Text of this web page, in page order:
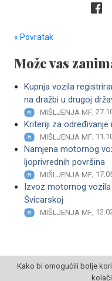
« Povratak
Može vas
Kupnja vozila
na dražbi u drugoj
MIŠLJENJA MF,
Kriteriji za
MIŠLJENJA MF,
Namjena motornog
ljoprivrednih površina
MIŠLJENJA MF,
Izvoz motornog
Švicarskoj
MIŠLJENJA MF,
© POSLOVNI
Kako bi omogućili bolje